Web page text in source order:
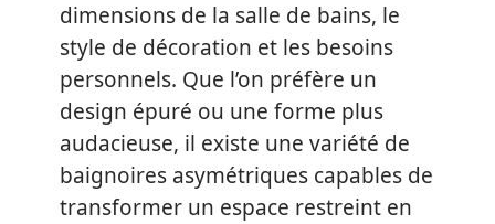
dimensions de la salle de bains, le
style de décoration et les besoins
personnels. Que l’on préfère un
design épuré ou une forme plus
audacieuse, il existe une variété de
baignoires asymétriques capables de
transformer un espace restreint en